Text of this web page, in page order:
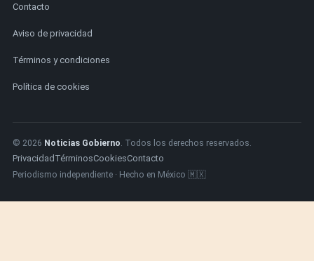
Contacto
Aviso de privacidad
Términos y condiciones
Política de cookies
© 2026 Noticias Gobierno . Todos los derechos reservados.
Privacidad TérminosCookiesContacto
Periodismo independiente · Hecho en México 🇲🇽